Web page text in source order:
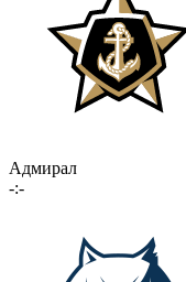
Адмирал
-:-